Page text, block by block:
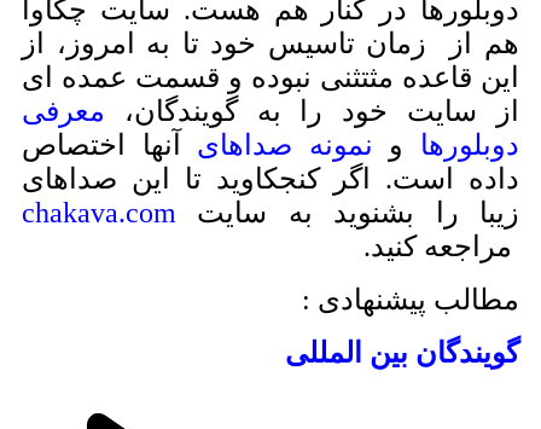
در کنار هم هست. سایت چکاوا
از زمان تاسیس خود تا به امروز، از
قاعده مثتثنی نبوده و قسمت عمده ای
سایت خود را به گویندگان،معرفی
و نمونه صداهایآنها اختصاص
است. اگر کنجکاوید تا این صداهای
را بشنوید به سایتchakava.com
کنید.
پیشنهادی :
بین المللی